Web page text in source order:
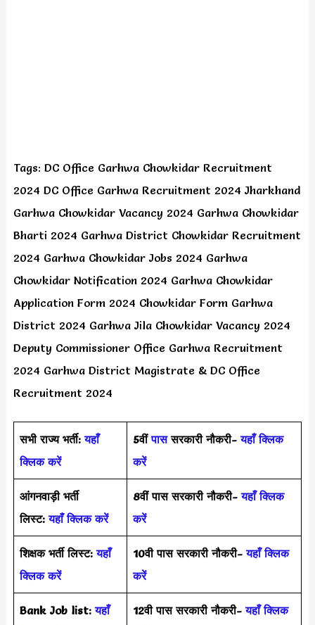
Tags: DC Office Garhwa Chowkidar Recruitment
2024 DC Office Garhwa Recruitment 2024 Jharkhand
Garhwa Chowkidar Vacancy 2024 Garhwa Chowkidar
Bharti 2024 Garhwa District Chowkidar Recruitment
2024 Garhwa Chowkidar Jobs 2024 Garhwa
Chowkidar Notification 2024 Garhwa Chowkidar
Application Form 2024 Chowkidar Form Garhwa
District 2024 Garhwa Jila Chowkidar Vacancy 2024
Deputy Commissioner Office Garhwa Recruitment
2024 Garhwa District Magistrate & DC Office
Recruitment 2024
सभी राज्य भर्ती:यहाँ
क्लिक करें
5वींपाससरकारी नौकरी-यहाँ क्लिक
करें
आंगनवाड़ी भर्ती
लिस्ट:यहाँ क्लिक करें
8वीं पास सरकारी नौकरी-यहाँ क्लिक
करें
शिक्षक भर्ती लिस्ट:यहाँ
क्लिक करें
10वी पास सरकारी नौकरी-यहाँ क्लिक
करें
Bank Job list:यहाँ
12वी पास सरकारी नौकरी-यहाँ क्लिक